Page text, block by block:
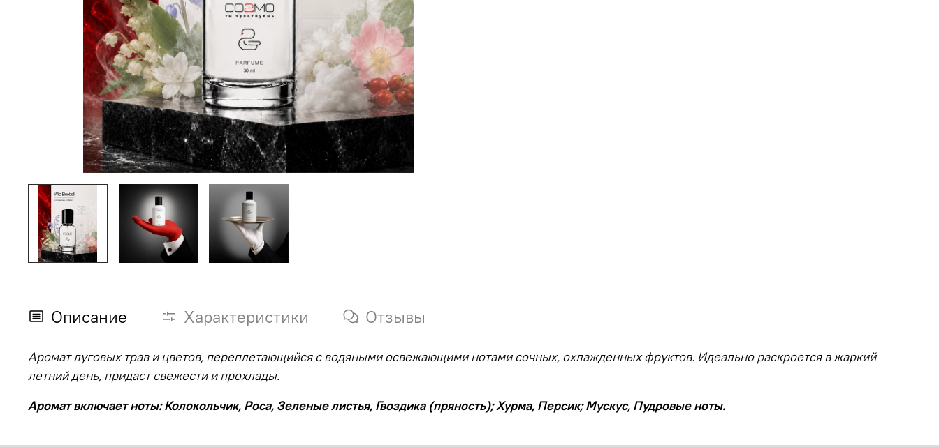
Описание Характеристики Отзывы
Аромат луговых трав и цветов, переплетающийся с водяными освежающими нотами сочных, охлажденных фруктов. Идеально раскроется в жаркий
летний день, придаст свежести и прохлады.
Аромат включает ноты: Колокольчик, Роса, Зеленые листья, Гвоздика (пряность); Хурма, Персик; Мускус, Пудровые ноты.